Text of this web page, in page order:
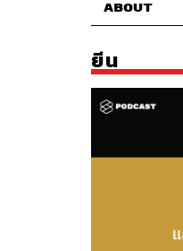
ABOUT
ยีน